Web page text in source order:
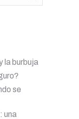
la burbuja
se
una